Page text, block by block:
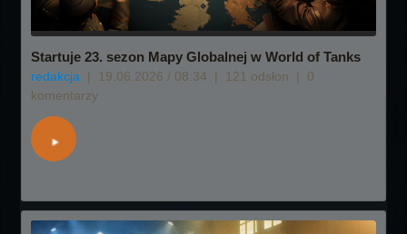
Startuje 23. sezon Mapy Globalnej w World of Tanks
redakcja | 19.06.2026 / 08:34 | 121 odsłon |
0
komentarzy